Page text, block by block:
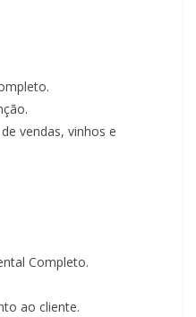
vendas, vinhos e
Completo.
ao cliente.